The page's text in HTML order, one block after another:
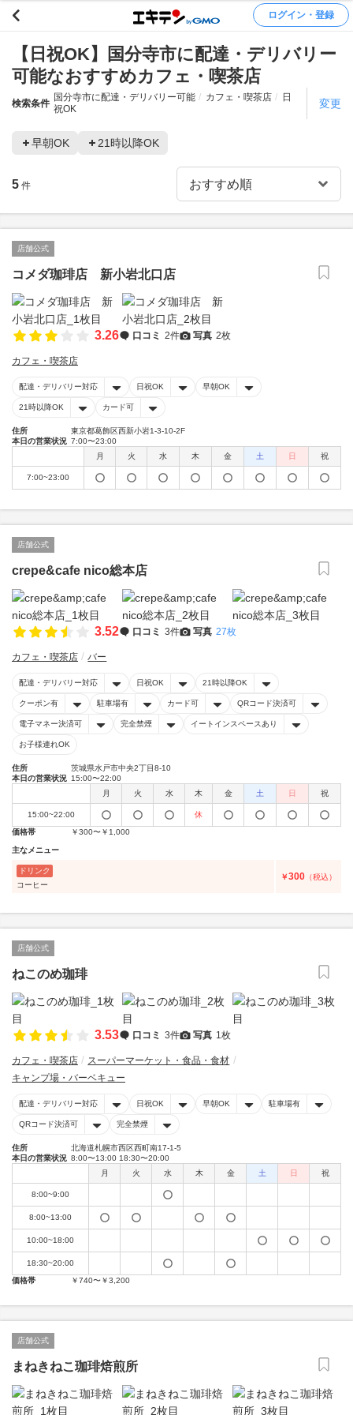
ログイン・登録
【日祝OK】国分寺市に配達・デリバリー
可能なおすすめカフェ・喫茶店
検索条件
国分寺市に配達・デリバリー可能 カフェ・喫茶店
日
祝OK
変更
早朝OK 21時以降OK
5 件
店舗公式
コメダ珈琲店 新小岩北口店
3.26 口コミ 2件 写真 2枚
カフェ・喫茶店
配達・デリバリー対応 日祝OK 早朝OK
21時以降OK カード可
住所
東京都葛飾区西新小岩1-3-10-2F
本日の営業状況 7:00〜23:00
月
火 水 木 金 土 日 祝
7:00~23:00
店舗公式
crepe&cafe nico総本店
3.52 口コミ 3件 写真 27枚
カフェ・喫茶店 バー
配達・デリバリー対応 日祝OK 21時以降OK
クーポン有 駐車場有 カード可 QRコード決済可
電子マネー決済可 完全禁煙 イートインスペースあり
お子様連れOK
住所
茨城県水戸市中央2丁目8-10
本日の営業状況 15:00〜22:00
月
火 水 木 金 土 日 祝
15:00~22:00
休
価格帯
￥300〜￥1,000
主なメニュー
ドリンク
コーヒー
￥300 （税込）
店舗公式
ねこのめ珈琲
3.53 口コミ 3件 写真 1枚
カフェ・喫茶店
スーパーマーケット・食品・食材
キャンプ場・バーベキュー
配達・デリバリー対応 日祝OK 早朝OK 駐車場有
QRコード決済可 完全禁煙
住所
北海道札幌市西区西町南17-1-5
本日の営業状況 8:00〜13:00 18:30〜20:00
月
火 水 木 金 土 日 祝
8:00~9:00
8:00~13:00
10:00~18:00
18:30~20:00
価格帯
￥740〜￥3,200
店舗公式
まねきねこ珈琲焙煎所